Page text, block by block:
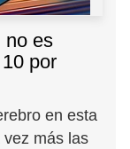
no es
por
en esta
más las